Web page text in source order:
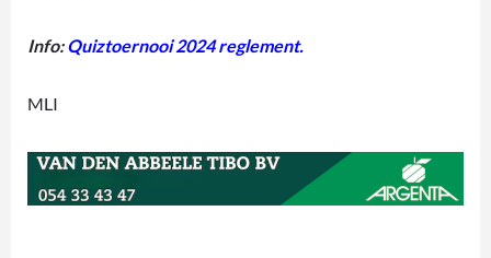
Info:Quiztoernooi 2024 reglement.
MLI